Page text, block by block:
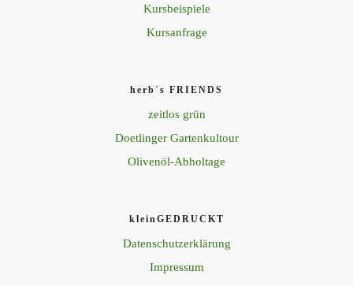
Kursbeispiele
Kursanfrage
herb´s FRIENDS
zeitlos grün
Doetlinger Gartenkultour
Olivenöl-Abholtage
kleinGEDRUCKT
Datenschutzerklärung
Impressum